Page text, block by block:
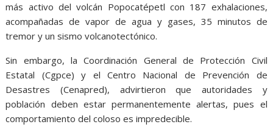
más activo del volcán Popocatépetl con 187 exhalaciones,
acompañadas de vapor de agua y gases, 35 minutos de
tremor y un sismo volcanotectónico.
Sin embargo, la Coordinación General de Protección Civil
Estatal (Cgpce) y el Centro Nacional de Prevención de
Desastres (Cenapred), advirtieron que autoridades y
población deben estar permanentemente alertas, pues el
comportamiento del coloso es impredecible.